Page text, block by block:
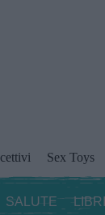
Sex Toys
SALUTE LIBRI